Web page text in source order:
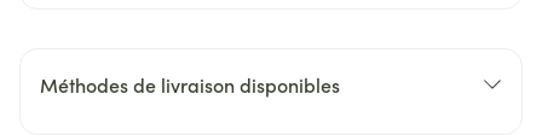
Méthodes de livraison disponibles